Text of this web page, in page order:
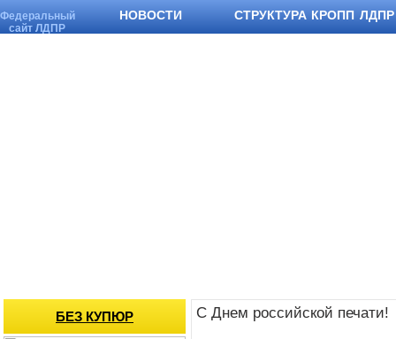
Федеральный
сайт ЛДПР
НОВОСТИ СТРУКТУРА КРОПП ЛДПР
C Днем российской печати!
БЕЗ КУПЮР